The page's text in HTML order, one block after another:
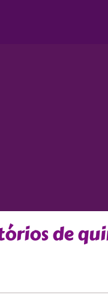
de